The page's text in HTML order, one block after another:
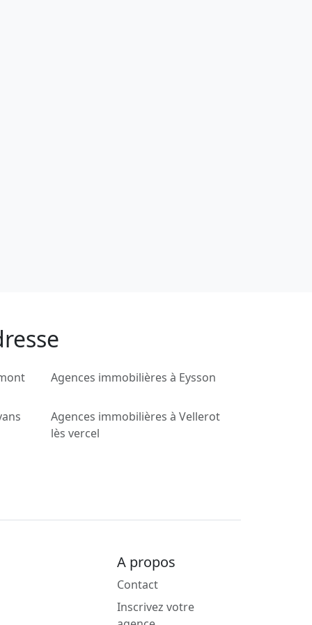
Agences immobilières à Eysson
Agences immobilières à Vellerot
lès vercel
A propos
Contact
Inscrivez votre